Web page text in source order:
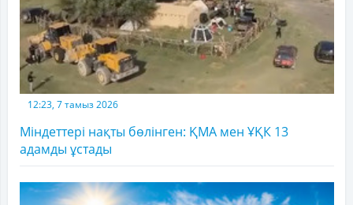
12:23, 7 тамыз 2026
Міндеттері нақты бөлінген: ҚМА мен ҰҚК 13
адамды ұстады